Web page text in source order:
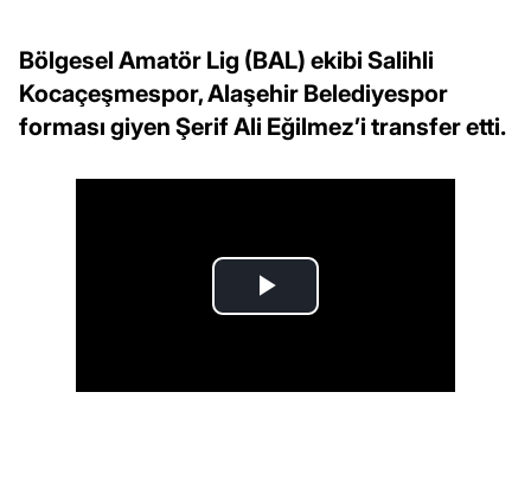
Bölgesel Amatör Lig (BAL) ekibi Salihli
Kocaçeşmespor, Alaşehir Belediyespor
forması giyen Şerif Ali Eğilmez’i transfer etti.